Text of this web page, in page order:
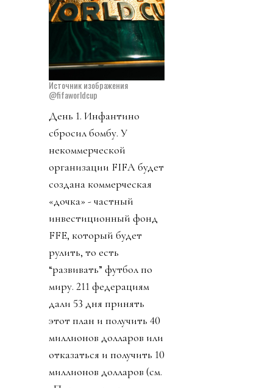
Источник изображения
@fifaworldcup
День 1. Инфантино
сбросил бомбу. У
некоммерческой
организации FIFA будет
создана коммерческая
«дочка» - частный
инвестиционный фонд
FFE, который будет
рулить, то есть
“развивать” футбол по
миру. 211 федерациям
дали 53 дня принять
этот план и получить 40
миллионов долларов или
отказаться и получить 10
миллионов долларов (см.